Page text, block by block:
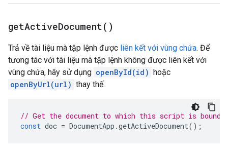
getActiveDocument( )
Trả về tài liệu mà tập lệnh được liên kết với vùng chứa. Để
tương tác với tài liệu mà tập lệnh không được liên kết với
vùng chứa, hãy sử dụng openById(id) hoặc
openByUrl(url) thay thế.
// Get the document to which this script is bound.
const doc = DocumentApp .getActiveDocument();